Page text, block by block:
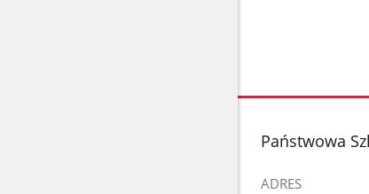
stopka
Państwowa
ADRES